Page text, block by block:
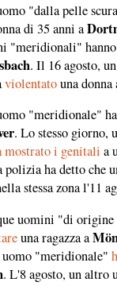
"dalla pelle
di 35 anni a
"meridionali"
. Il 16 agosto,
violentatouna donna
"meridionale" ha
. Lo stesso giorno,
mostrato i genitali a
polizia ha detto che
stessa zona l'11
uomini "di origine
una ragazza a
uomo "meridionale"
. L'8 agosto, un altro